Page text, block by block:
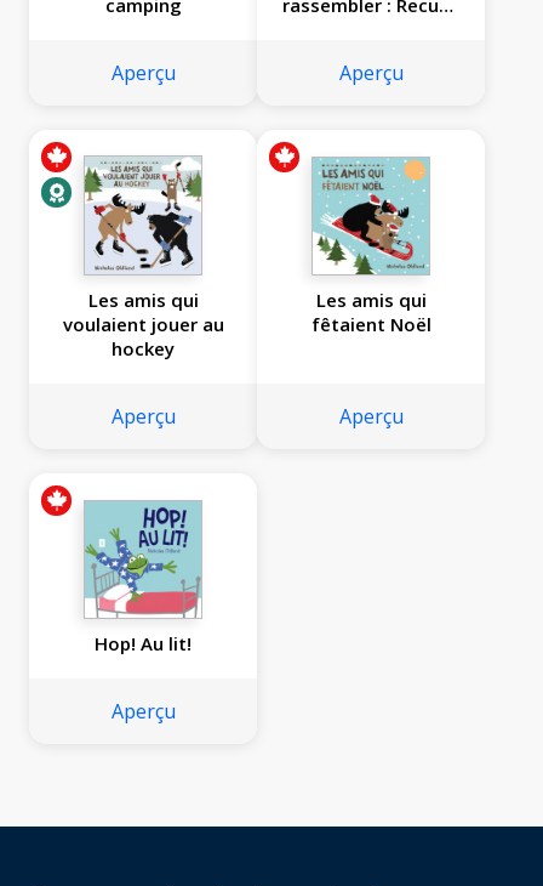
camping
Aperçu
rassembler : Recueil
Aperçu
Les amis qui
voulaient jouer au
hockey
Aperçu
Les amis qui
fêtaient Noël
Aperçu
Hop! Au lit!
Aperçu